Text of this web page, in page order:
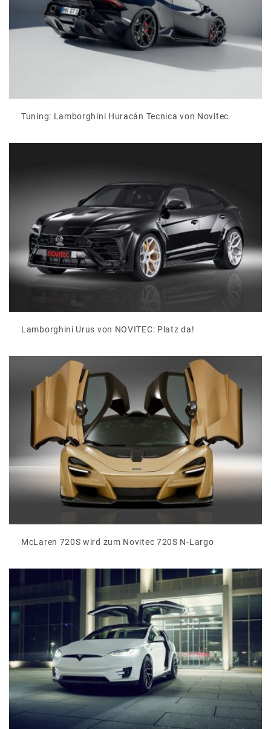
Tuning: Lamborghini Huracán Tecnica von Novitec
Lamborghini Urus von NOVITEC: Platz da!
McLaren 720S wird zum Novitec 720S N-Largo